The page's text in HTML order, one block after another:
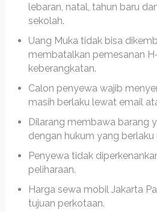
lebaran, natal, tahun baru
sekolah.
Uang Muka tidak bisa
membatalkan pemesanan
keberangkatan.
Calon penyewa wajib
masih berlaku lewat email
Dilarang membawa barang
dengan hukum yang berlaku
Penyewa tidak
peliharaan.
Harga sewa mobil Jakarta
tujuan perkotaan.